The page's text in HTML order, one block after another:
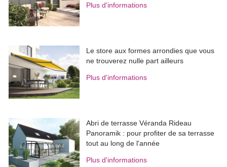
Plus d'informations
Le store aux formes arrondies que vous
ne trouverez nulle part ailleurs
Plus d'informations
Abri de terrasse Véranda Rideau
Panoramik : pour profiter de sa terrasse
tout au long de l'année
Plus d'informations